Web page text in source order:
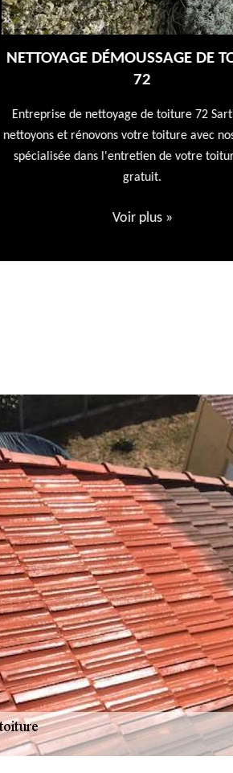
DE TOITURE
72 Sarthe nous
avec nos produits
de votre toiture devis
POSE ET
Sarthe